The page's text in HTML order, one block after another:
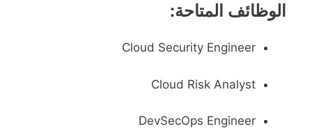
الوظائف المتاحة:
Cloud Security Engineer
Cloud Risk Analyst
DevSecOps Engineer